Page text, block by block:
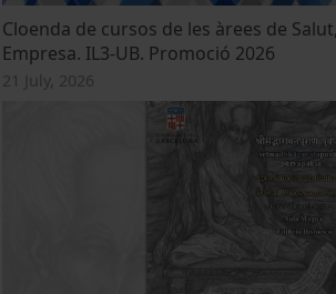
Cloenda de cursos de les àrees de
Empresa. IL3-UB. Promoció 2026
21 July, 2026